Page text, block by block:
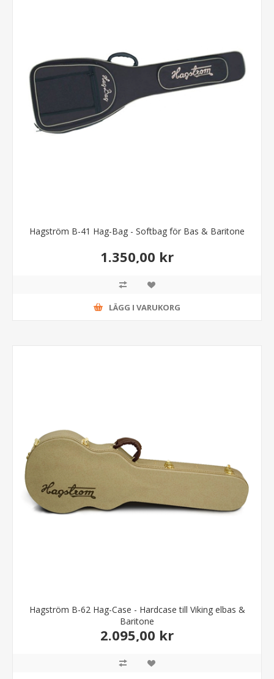
Hagström B-41 Hag-Bag - Softbag för Bas & Baritone
1.350,00 kr
LÄGG I VARUKORG
Hagström B-62 Hag-Case - Hardcase till Viking elbas &
Baritone
2.095,00 kr